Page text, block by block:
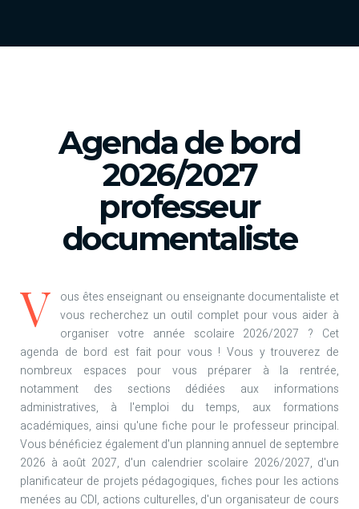
Agenda de bord
2026/2027
professeur
documentaliste
V
ous êtes enseignant ou enseignante documentaliste et
vous recherchez un outil complet pour vous aider à
organiser votre année scolaire 2026/2027 ? Cet
agenda de bord est fait pour vous ! Vous y trouverez de
nombreux espaces pour vous préparer à la rentrée,
notamment des sections dédiées aux informations
administratives, à l'emploi du temps, aux formations
académiques, ainsi qu'une fiche pour le professeur principal.
Vous bénéficiez également d'un planning annuel de septembre
2026 à août 2027, d'un calendrier scolaire 2026/2027, d'un
planificateur de projets pédagogiques, fiches pour les actions
menées au CDI, actions culturelles, d'un organisateur de cours